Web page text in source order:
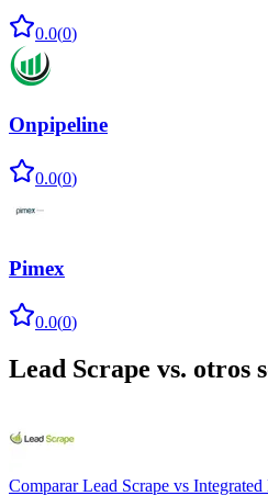
0.0(0)
Onpipeline
0.0(0)
Pimex
0.0(0)
Lead Scrape vs. otros
Comparar Lead Scrape vs